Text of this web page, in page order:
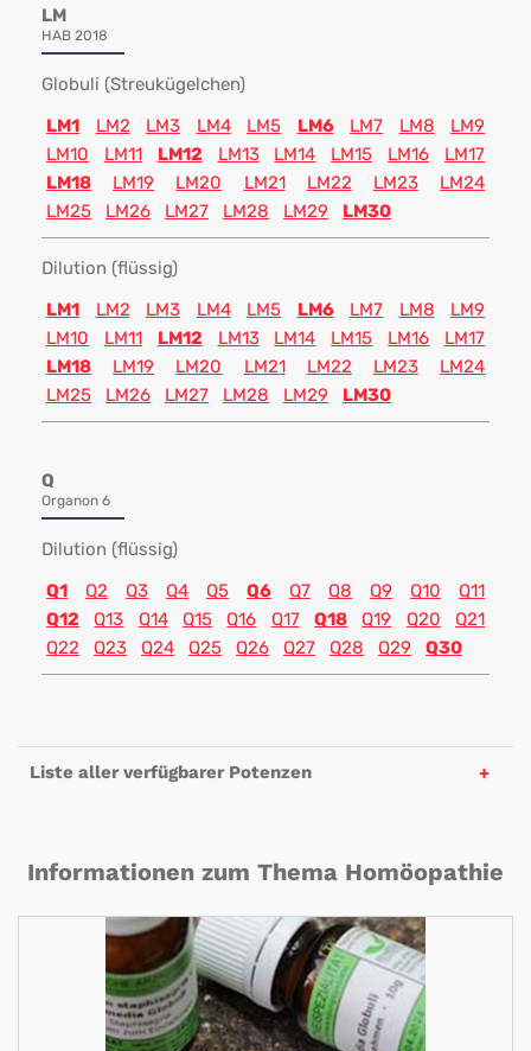
LM
HAB 2018
Globuli (Streukügelchen)
LM1
LM2 LM3 LM4 LM5 LM6 LM7 LM8
LM9
LM10
LM11 LM12 LM13 LM14 LM15 LM16
LM17
LM18
LM19 LM20 LM21 LM22 LM23
LM24
LM25
LM26 LM27 LM28 LM29 LM30
Dilution (flüssig)
LM1
LM2 LM3 LM4 LM5 LM6 LM7 LM8
LM9
LM10
LM11 LM12 LM13 LM14 LM15 LM16
LM17
LM18
LM19 LM20 LM21 LM22 LM23
LM24
LM25
LM26 LM27 LM28 LM29 LM30
Q
Organon 6
Dilution (flüssig)
Q1
Q2 Q3 Q4 Q5 Q6 Q7 Q8 Q9 Q10
Q11
Q12
Q13 Q14 Q15 Q16 Q17 Q18 Q19 Q20
Q21
Q22
Q23 Q24 Q25 Q26 Q27 Q28 Q29 Q30
Liste aller verfügbarer Potenzen
Informationen zum Thema Homöopathie